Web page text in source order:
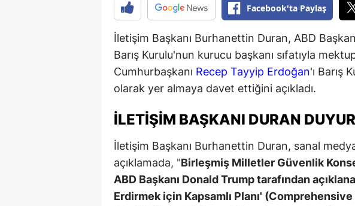
Facebook'ta Paylaş
İletişim Başkanı Burhanettin Duran, ABD
Barış Kurulu'nun kurucu başkanı sıfatıyla
Cumhurbaşkanı Recep Tayyip Erdoğan'ı Barış
olarak yer almaya davet ettiğini açıkladı.
İLETIŞIM BAŞKANI DURAN
İletişim Başkanı Burhanettin Duran, sanal
açıklamada, "Birleşmiş Milletler Güvenlik
ABD Başkanı Donald Trump tarafından
Erdirmek için Kapsamlı Planı'